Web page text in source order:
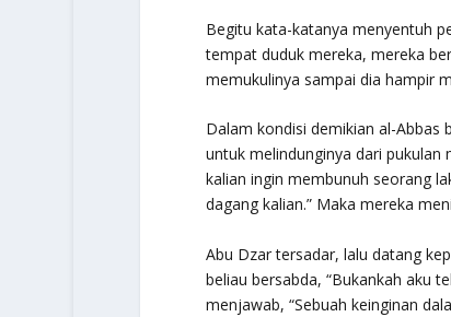
Begitu kata-katanya menyentuh
tempat duduk mereka, mereka
memukulinya sampai dia hampir
Dalam kondisi demikian al-Abbas
untuk melindunginya dari pukulan
kalian ingin membunuh seorang
dagang kalian.” Maka mereka
Abu Dzar tersadar, lalu datang
beliau bersabda, “Bukankah aku
menjawab, “Sebuah keinginan